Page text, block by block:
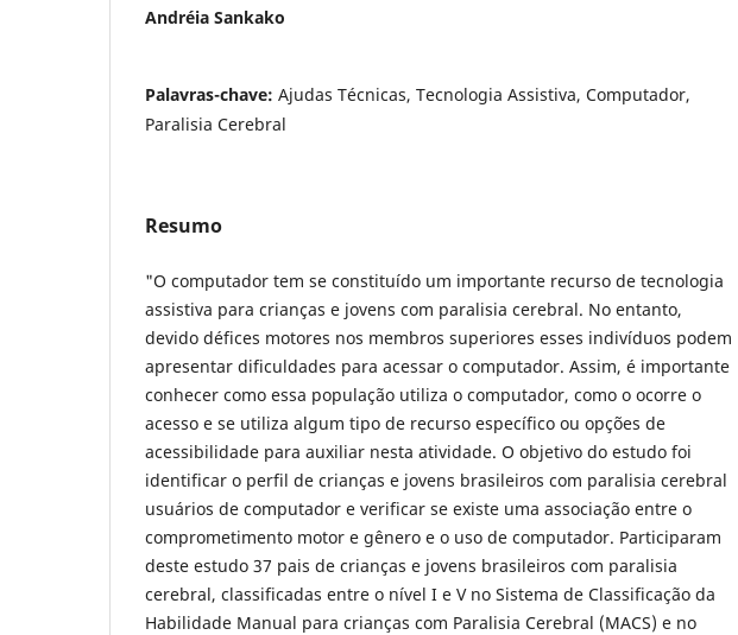
Andréia Sankako
Palavras-chave: Ajudas Técnicas, Tecnologia Assistiva, Computador,
Paralisia Cerebral
Resumo
"O computador tem se constituído um importante recurso de tecnologia
assistiva para crianças e jovens com paralisia cerebral. No entanto,
devido défices motores nos membros superiores esses indivíduos podem
apresentar dificuldades para acessar o computador. Assim, é importante
conhecer como essa população utiliza o computador, como o ocorre o
acesso e se utiliza algum tipo de recurso específico ou opções de
acessibilidade para auxiliar nesta atividade. O objetivo do estudo foi
identificar o perfil de crianças e jovens brasileiros com paralisia cerebral
usuários de computador e verificar se existe uma associação entre o
comprometimento motor e gênero e o uso de computador. Participaram
deste estudo 37 pais de crianças e jovens brasileiros com paralisia
cerebral, classificadas entre o nível I e V no Sistema de Classificação da
Habilidade Manual para crianças com Paralisia Cerebral (MACS) e no